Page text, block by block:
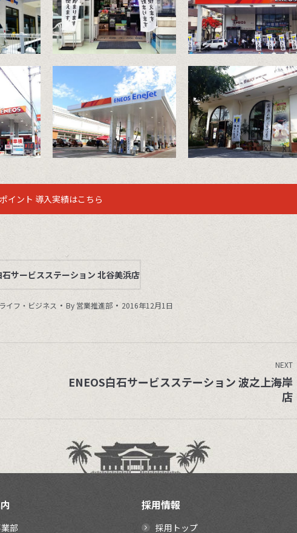
沖縄水族館
ENEOS白石サー
ビスステーション
那覇大橋店
イント 導入実績はこちら
サービスステーション 北谷美浜店
イフ・ビジネス By 営業推進部 2016年12月1日
NEXT
Next
ENEOS白石サービスステーション 波之上海岸
店
部
採用情報
採用トップ